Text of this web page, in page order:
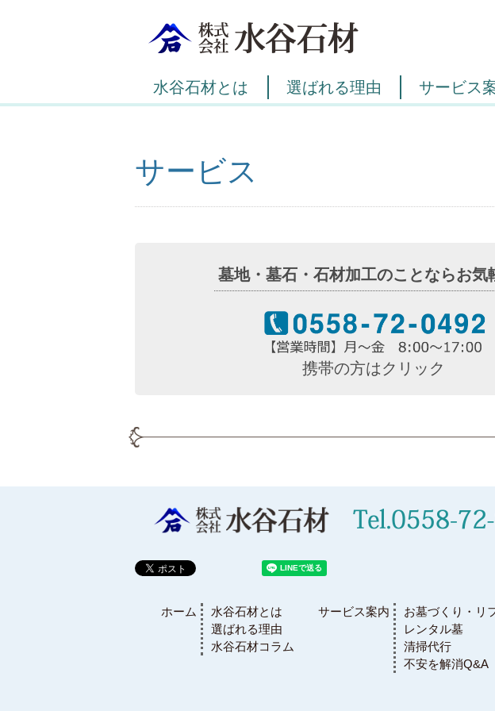
水谷石材とは 選ばれる理由 サービス
サービス
墓地・墓石・石材加工のことならお
携帯の方はクリック
ホーム
水谷石材とは
選ばれる理由
水谷石材コラム
サービス案内
お墓づくり・リ
レンタル墓
清掃代行
不安を解消Q&A